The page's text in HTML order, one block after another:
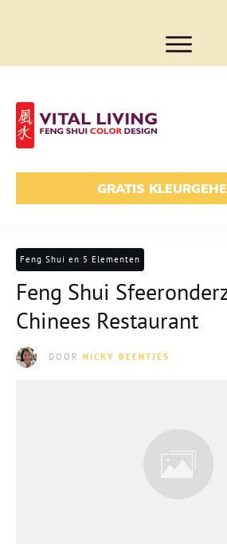
GRATIS
Feng Shui en 5 Elementen
Feng Shui
Chinees Restaurant
DOOR NICKY BEENTJES